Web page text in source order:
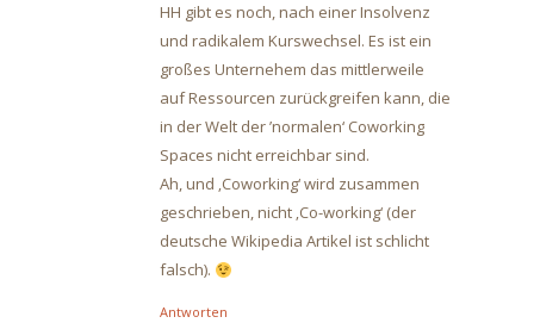
HH gibt es noch, nach einer Insolvenz
und radikalem Kurswechsel. Es ist ein
großes Unternehem das mittlerweile
auf Ressourcen zurückgreifen kann, die
in der Welt der ’normalen‘ Coworking
Spaces nicht erreichbar sind.
Ah, und ‚Coworking‘ wird zusammen
geschrieben, nicht ‚Co-working‘ (der
deutsche Wikipedia Artikel ist schlicht
falsch).
Antworten